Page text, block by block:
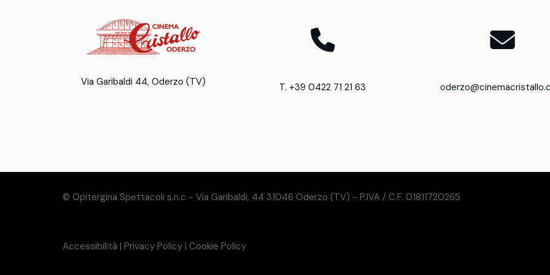
Via Garibaldi 44, Oderzo (TV) T. +39 0422 71 21 63
© Opitergina Spettacoli s.n.c - Via Garibaldi, 44 31046 Oderzo (TV) - P.IVA / C.F. 01811720265
Accessibilità | Privacy Policy | Cookie Policy